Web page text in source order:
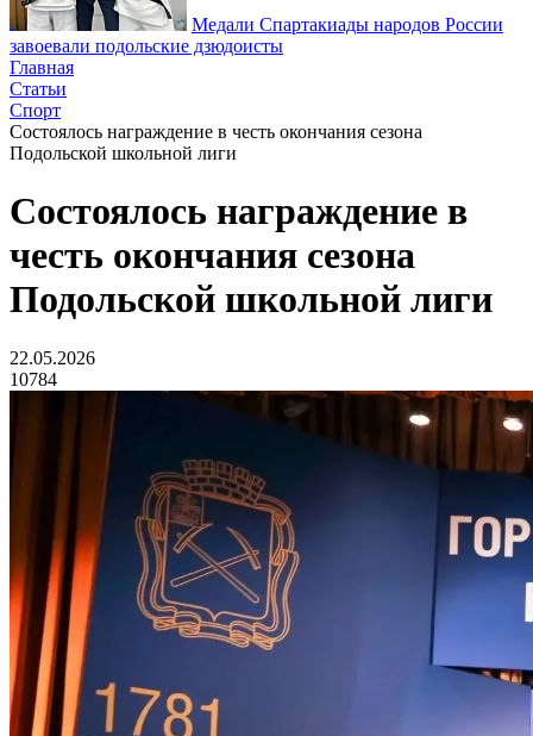
Медали Спартакиады народов России
завоевали подольские дзюдоисты
Главная
Статьи
Спорт
Состоялось награждение в честь окончания сезона
Подольской школьной лиги
Состоялось награждение в
честь окончания сезона
Подольской школьной лиги
22.05.2026
10784